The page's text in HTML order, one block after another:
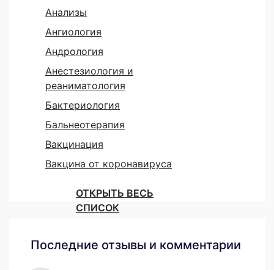
Анализы
Ангиология
Андрология
Анестезиология и
реаниматология
Бактериология
Бальнеотерапия
Вакцинация
Вакцина от коронавируса
ОТКРЫТЬ ВЕСЬ
СПИСОК
Последние отзывы и комментарии